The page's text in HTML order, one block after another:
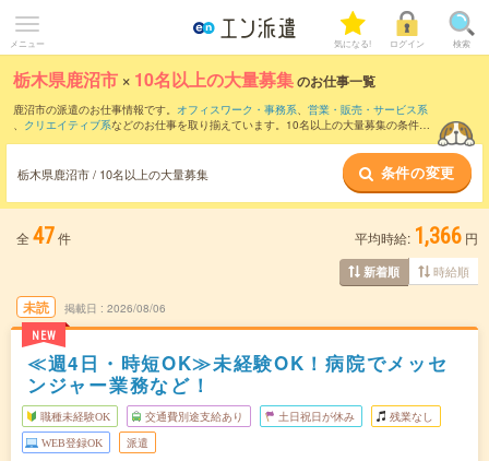
メニュー 気になる! ログイン 検索
栃木県鹿沼市 × 10名以上の大量募集のお仕事一覧
鹿沼市の派遣のお仕事情報です。 オフィスワーク・事務系、 営業・販売・サービス系
、 クリエイティブ系などのお仕事を取り揃えています。10名以上の大量募集の条件の
栃木県鹿沼市 / 10名以上の大量募集 条件の変更
全 47件 平均時給: 1,366 円
新着順 時給順
未読
NEW
掲載日 2026/08/06
≪週4日・時短OK≫未経験OK！病院でメッセ
ンジャー業務など！
職種未経験OK 交通費別途支給あり 土日祝日が休み 残業なし
WEB登録OK 派遣